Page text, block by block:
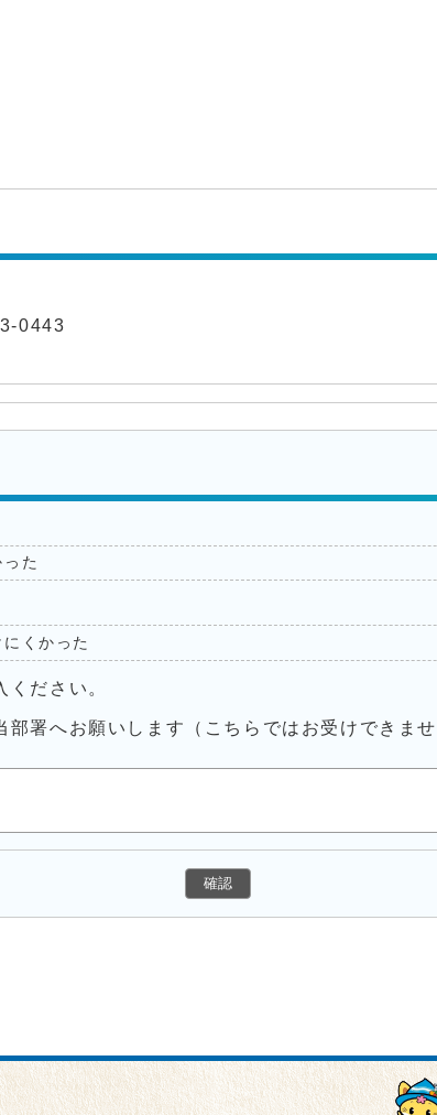
0443
た
にくかった
ださい。
部署へお願いします（こちらではお受けできま